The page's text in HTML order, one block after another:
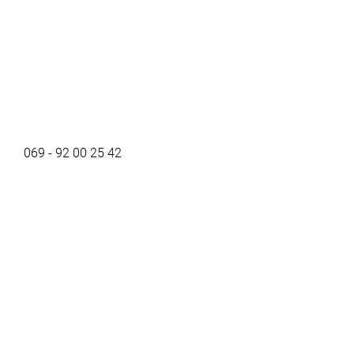
069 - 92 00 25 42